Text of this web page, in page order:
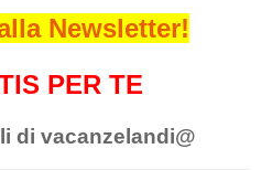
Newsletter!
PER TE
di vacanzelandi@